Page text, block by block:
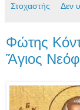
Στοχαστής Δεν
Φώτης
Ἅγιος